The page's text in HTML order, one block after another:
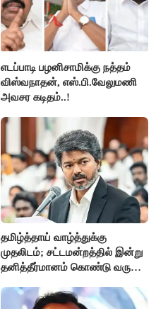
எடப்பாடி பழனிசாமிக்கு நத்தம்
விஸ்வநாதன், எஸ்.பி.வேலுமணி
அவசர கடிதம்..!
தமிழ்த்தாய் வாழ்த்துக்கு
முதலிடம்; சட்டமன்றத்தில் இன்று
தனித்தீர்மானம் கொண்டு வரும்